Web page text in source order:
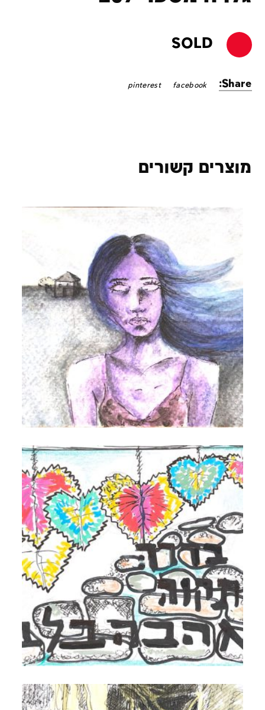
SOLD
Share:
facebook
pinterest
מוצרים קשורים